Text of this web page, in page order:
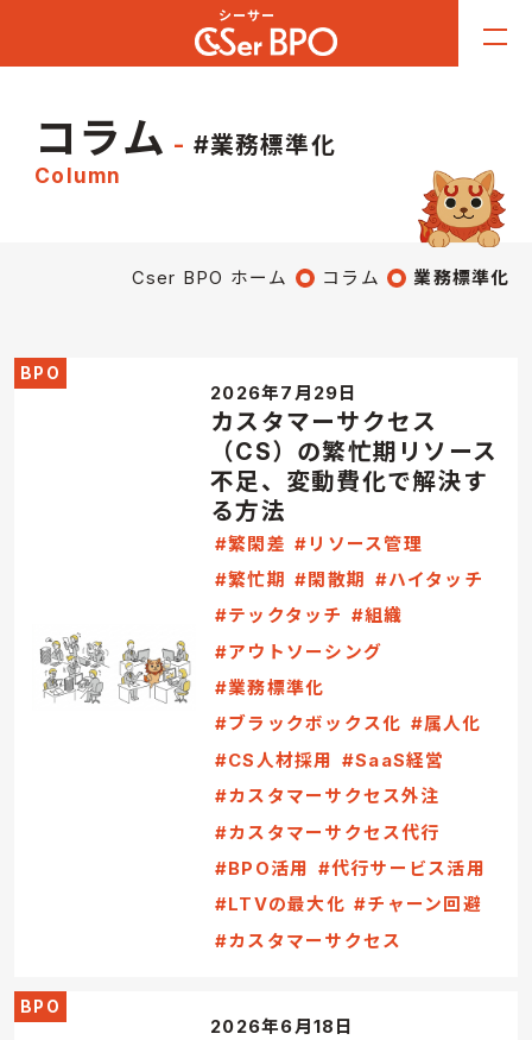
コラム #業務標準化
Column
Cser BPO ホーム コラム 業務標準化
BPO
2026年7月29日
カスタマーサクセス
（CS）の繁忙期リソース
不足、変動費化で解決す
る方法
#繁閑差 #リソース管理
#繁忙期
#閑散期
#ハイタッチ
#テックタッチ #組織
#アウトソーシング
#業務標準化
#ブラックボックス化 #属人化
#CS人材採用
#SaaS経営
#カスタマーサクセス外注
#カスタマーサクセス代行
#BPO活用
#代行サービス活用
#LTVの最大化 #チャーン回避
#カスタマーサクセス
BPO
2026年6月18日